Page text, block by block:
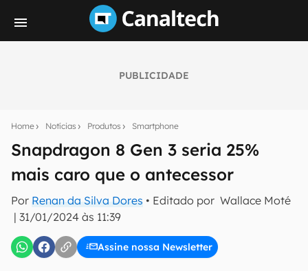
PUBLICIDADE
Home Notícias Produtos Smartphone
Snapdragon 8 Gen 3 seria 25%
mais caro que o antecessor
Por Renan da Silva Dores • Editado por Wallace Moté
| 31/01/2024 às 11:39
Assine nossa Newsletter
notícias e reviews sobre tecnologia em primeira
E-mail